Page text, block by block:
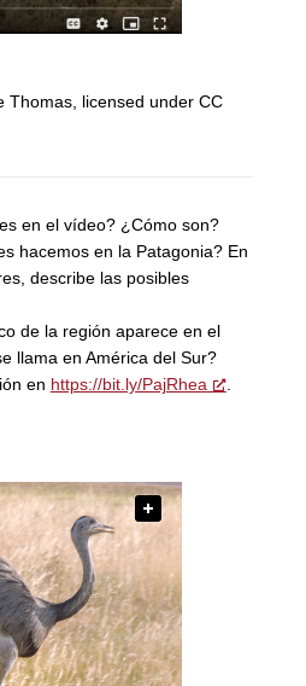
Thomas, licensed under CC
en el vídeo? ¿Cómo son?
hacemos en la Patagonia? En
describe las posibles
de la región aparece en el
llama en América del Sur?
en https://bit.ly/PajRhea .